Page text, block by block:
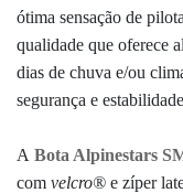
ótima sensação de
qualidade que oferece
dias de chuva e/ou
segurança e
A Bota Alpinestars
com velcro® e zíper